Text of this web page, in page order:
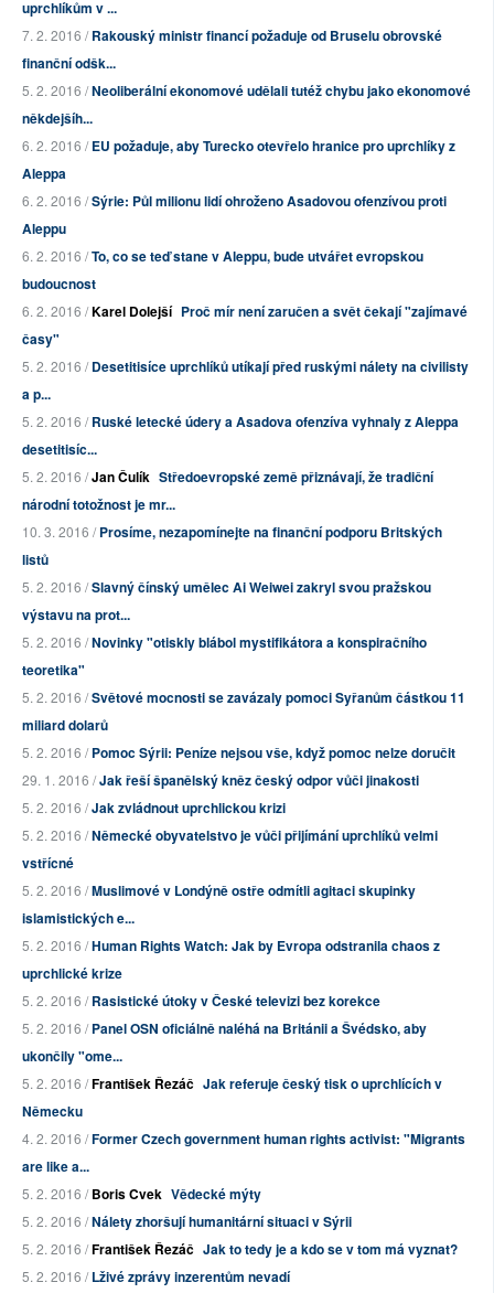
uprchlíkům v ...
7. 2. 2016 /Rakouský ministr financí požaduje od Bruselu obrovské
finanční odšk...
5. 2. 2016 /Neoliberální ekonomové udělali tutéž chybu jako ekonomové
někdejšíh...
6. 2. 2016 /EU požaduje, aby Turecko otevřelo hranice pro uprchlíky z
Aleppa
6. 2. 2016 /Sýrie: Půl milionu lidí ohroženo Asadovou ofenzívou proti
Aleppu
6. 2. 2016 /To, co se teď stane v Aleppu, bude utvářet evropskou
budoucnost
6. 2. 2016 /Karel Dolejší Proč mír není zaručen a svět čekají "zajímavé
časy"
5. 2. 2016 /Desetitisíce uprchlíků utíkají před ruskými nálety na civilisty
a p...
5. 2. 2016 /Ruské letecké údery a Asadova ofenzíva vyhnaly z Aleppa
desetitisíc...
5. 2. 2016 /Jan Čulík Středoevropské země přiznávají, že tradiční
národní totožnost je mr...
10. 3. 2016 /Prosíme, nezapomínejte na finanční podporu Britských
listů
5. 2. 2016 /Slavný čínský umělec Ai Weiwei zakryl svou pražskou
výstavu na prot...
5. 2. 2016 /Novinky "otiskly blábol mystifikátora a konspiračního
teoretika"
5. 2. 2016 /Světové mocnosti se zavázaly pomoci Syřanům částkou 11
miliard dolarů
5. 2. 2016 /Pomoc Sýrii: Peníze nejsou vše, když pomoc nelze doručit
29. 1. 2016 /Jak řeší španělský kněz český odpor vůči jinakosti
5. 2. 2016 /Jak zvládnout uprchlickou krizi
5. 2. 2016 /Německé obyvatelstvo je vůči přijímání uprchlíků velmi
vstřícné
5. 2. 2016 /Muslimové v Londýně ostře odmítli agitaci skupinky
islamistických e...
5. 2. 2016 /Human Rights Watch: Jak by Evropa odstranila chaos z
uprchlické krize
5. 2. 2016 /Rasistické útoky v České televizi bez korekce
5. 2. 2016 /Panel OSN oficiálně naléhá na Británii a Švédsko, aby
ukončily "ome...
5. 2. 2016 /František Řezáč Jak referuje český tisk o uprchlících v
Německu
4. 2. 2016 /Former Czech government human rights activist: "Migrants
are like a...
5. 2. 2016 /Boris Cvek Vědecké mýty
5. 2. 2016 /Nálety zhoršují humanitární situaci v Sýrii
5. 2. 2016 /František Řezáč Jak to tedy je a kdo se v tom má vyznat?
5. 2. 2016 /Lživé zprávy inzerentům nevadí